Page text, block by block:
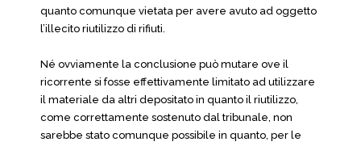
quanto comunque vietata per avere avuto ad oggetto
l’illecito riutilizzo di rifiuti.
Né ovviamente la conclusione può mutare ove il
ricorrente si fosse effettivamente limitato ad utilizzare
il materiale da altri depositato in quanto il riutilizzo,
come correttamente sostenuto dal tribunale, non
sarebbe stato comunque possibile in quanto, per le